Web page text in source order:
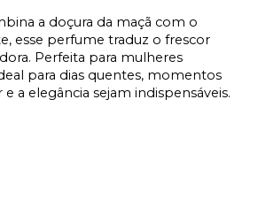
a doçura da maçã com o
esse perfume traduz o frescor
Perfeita para mulheres
para dias quentes, momentos
a elegância sejam indispensáveis.